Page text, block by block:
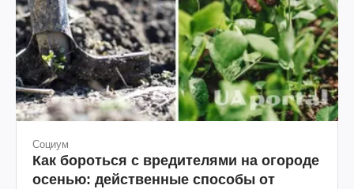
Социум
Как бороться с вредителями на огороде
осенью: действенные способы от